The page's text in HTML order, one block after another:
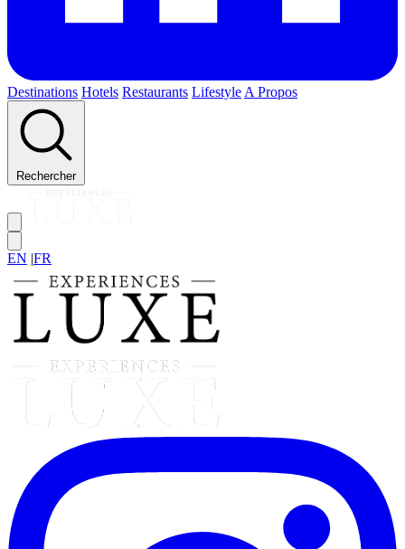
Destinations Hotels Restaurants Lifestyle A Propos
Rechercher
EN |FR